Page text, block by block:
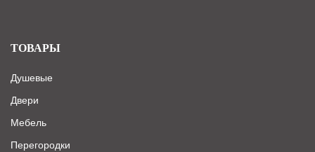
ТОВАРЫ
Душевые
Двери
Мебель
Перегородки